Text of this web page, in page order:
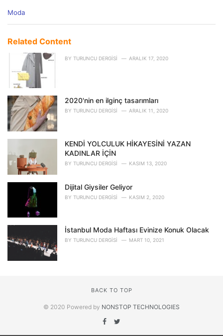
C
e
:
Moda
Related Content
BY TURUNCU DERGISI ARALIK 17, 2020
2020'nin en ilginç tasarımları
BY TURUNCU DERGISI ARALIK 11, 2020
KENDİ YOLCULUK HİKAYESİNİ YAZAN
KADINLAR İÇİN
BY TURUNCU DERGISI KASIM 13, 2020
Dijital Giysiler Geliyor
BY TURUNCU DERGISI KASIM 2, 2020
İstanbul Moda Haftası Evinize Konuk Olacak
BY TURUNCU DERGISI MART 10, 2021
BACK TO TOP
© 2020 Powered by NONSTOP TECHNOLOGIES